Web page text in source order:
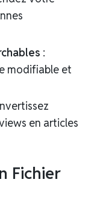
:
modifiable et
en articles
Fichier